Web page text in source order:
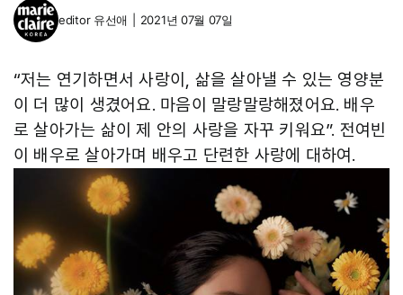
editor 유선애 2021년 07월 07일
“저는 연기하면서 사랑이, 삶을 살아낼 수 있는 영양분
이 더 많이 생겼어요. 마음이 말랑말랑해졌어요. 배우
로 살아가는 삶이 제 안의 사랑을 자꾸 키워요”. 전여빈
이 배우로 살아가며 배우고 단련한 사랑에 대하여.